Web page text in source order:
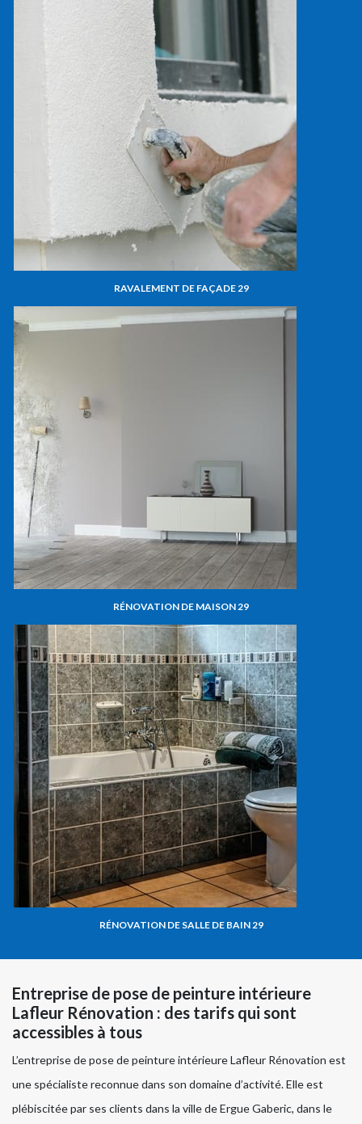
RAVALEMENT DE FAÇADE 29
RÉNOVATION DE MAISON 29
RÉNOVATION DE SALLE DE BAIN 29
Entreprise de pose de peinture intérieure
Lafleur Rénovation : des tarifs qui sont
accessibles à tous
L’entreprise de pose de peinture intérieure Lafleur Rénovation est
une spécialiste reconnue dans son domaine d’activité. Elle est
plébiscitée par ses clients dans la ville de Ergue Gaberic, dans le